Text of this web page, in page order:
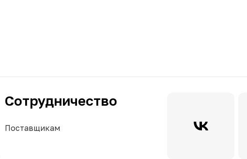
Сотрудничество
Поставщикам